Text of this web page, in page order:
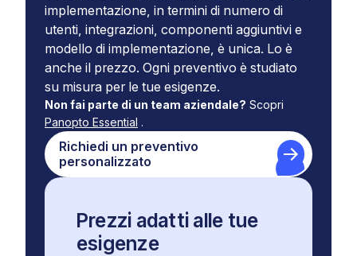
implementazione, in termini di numero di
utenti, integrazioni, componenti aggiuntivi e
modello di implementazione, è unica. Lo è
anche il prezzo. Ogni preventivo è studiato
su misura per le tue esigenze.
Non fai parte di un team aziendale? Scopri
Panopto Essential .
Richiedi un preventivo
personalizzato
Prezzi adatti alle tue
esigenze